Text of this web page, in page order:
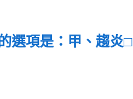
選項是：甲、趨炎□